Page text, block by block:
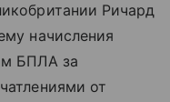
Ричард
начисления
БПЛА за
от